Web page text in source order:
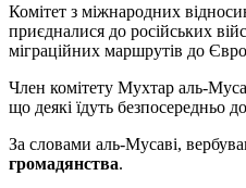
Комітет з міжнародних
приєдналися до російських
міграційних маршрутів до
Член комітету Мухтар аль-
що деякі їдуть безпосередньо
За словами аль-Мусаві,
громадянства.